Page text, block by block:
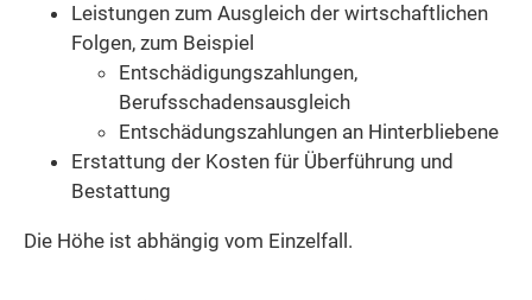
Leistungen zum Ausgleich der wirtschaftlichen
Folgen, zum Beispiel
Entschädigungszahlungen,
Berufsschadensausgleich
Entschädungszahlungen an Hinterbliebene
Erstattung der Kosten für Überführung und
Bestattung
Die Höhe ist abhängig vom Einzelfall.